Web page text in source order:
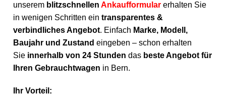
unserem blitzschnellenAnkaufformular erhalten Sie
in wenigen Schritten eintransparentes &
verbindliches Angebot. Einfach Marke, Modell,
Baujahr und Zustand eingeben – schon erhalten
Sie innerhalb von 24 Stunden das beste Angebot für
Ihren Gebrauchtwagen in Bern.
Ihr Vorteil: